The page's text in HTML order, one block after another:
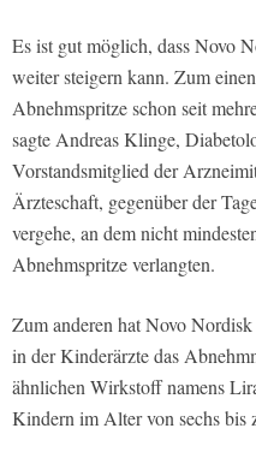
Es ist gut möglich, dass Novo
weiter steigern kann. Zum
Abnehmspritze schon seit
sagte Andreas Klinge,
Vorstandsmitglied der
Ärzteschaft, gegenüber der
vergehe, an dem nicht
Abnehmspritze verlangten.
Zum anderen hat Novo
in der Kinderärzte das
ähnlichen Wirkstoff namens
Kindern im Alter von sechs bis